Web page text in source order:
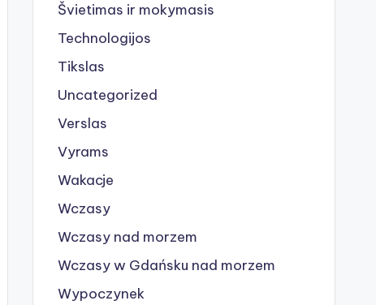
Švietimas ir mokymasis
Technologijos
Tikslas
Uncategorized
Verslas
Vyrams
Wakacje
Wczasy
Wczasy nad morzem
Wczasy w Gdańsku nad morzem
Wypoczynek